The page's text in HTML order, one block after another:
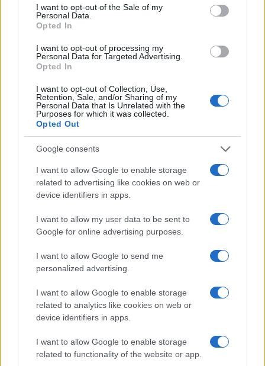
I want to opt-out of the Sale of my
Personal Data.
Opted In
I want to opt-out of processing my
Personal Data for Targeted Advertising.
Opted In
I want to opt-out of Collection, Use,
Retention, Sale, and/or Sharing of my
Personal Data that Is Unrelated with the
Purposes for which it was collected.
Opted Out
Google consents
I want to allow Google to enable storage
related to advertising like cookies on web or
device identifiers in apps.
I want to allow my user data to be sent to
Google for online advertising purposes.
I want to allow Google to send me
personalized advertising.
I want to allow Google to enable storage
related to analytics like cookies on web or
device identifiers in apps.
I want to allow Google to enable storage
related to functionality of the website or app.
Probajte ovaj trik već ovog vikenda. Razlika u okusu
i količini krompira na tanjiru bit će odmah
ostati potpuno čiste.
Ne mora. Njegova pokožica je tanka i jestiva,
dovoljno ga je dobro oprati i istrljati krpom kako
biste uklonili zemlju.
Kako spriječiti da mladi krompir potamni nakon
guljenja?
Potopite ga u hladnu vodu s kašičicom sirćeta ili
limunovog soka odmah nakon čišćenja. Tako će
ostati svijetao do kuhanja.
Da li se mladi krompir kuha u hladnoj ili vrućoj
Uvijek ga stavljajte u hladnu, posoljenu vodu koja
se postepeno zagrijava. Tako se ravnomjerno skuha
i ne raspada se izvana.